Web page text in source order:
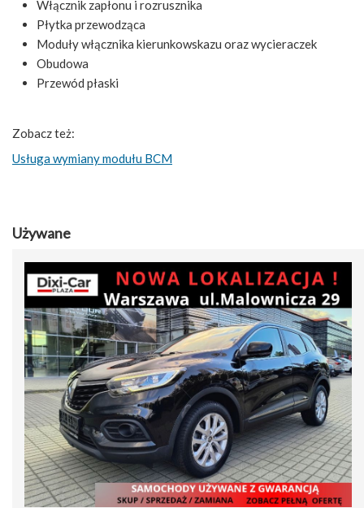
Włącznik zapłonu i rozrusznika
Płytka przewodząca
Moduły włącznika kierunkowskazu oraz wycieraczek
Obudowa
Przewód płaski
Zobacz też:
Usługa wymiany modułu BCM
Używane